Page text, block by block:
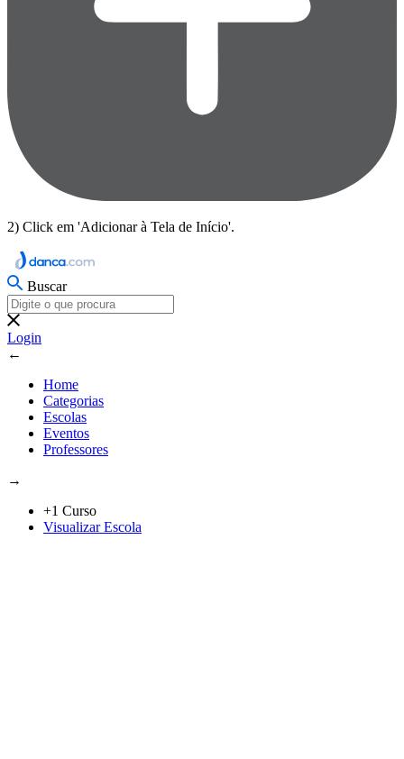
2) Click em 'Adicionar à Tela de Início'.
Buscar
Login
←
Home
Categorias
Escolas
Eventos
Professores
→
+1 Curso
Visualizar Escola